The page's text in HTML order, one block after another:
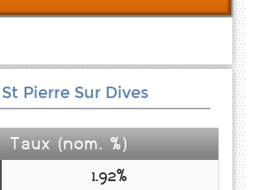
Pierre Sur Dives
Taux (nom. %)
1.92%